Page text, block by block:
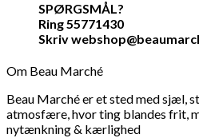
SPØRGSMÅL?
Ring 55771430
Skriv
Om Beau Marché
Beau Marché er et sted med sjæl,
atmosfære, hvor ting blandes frit,
nytænkning & kærlighed